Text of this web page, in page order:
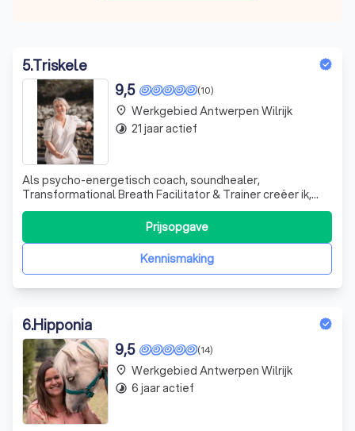
5.Triskele
(10)
9,5
Als psycho-energetisch coach, soundhealer,
Transformational Breath Facilitator & Trainer creëer ik,
Goedele Van den Eynde, voor jou in mijn coachingspraktijk
in de buurt van Antwerpen een veilige ruimte waar je
helemaal jezelf kan zijn. Ik begeleid je op een innerlijk reis
Kennismaking
Prijsopgave
place Werkgebied Antwerpen Wilrijk
timelapse 21 jaar actief
6.Hipponia
(14)
9,5
place Werkgebied Antwerpen Wilrijk
timelapse 6 jaar actief